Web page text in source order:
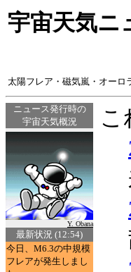
宇宙天気ニ
太陽フレア・磁気嵐・オーロ
ニュース発行時の
宇宙天気概況
Y. Obana
最新状況 (12:54)
今日、M6.3の中規模
フレアが発生しまし
こ